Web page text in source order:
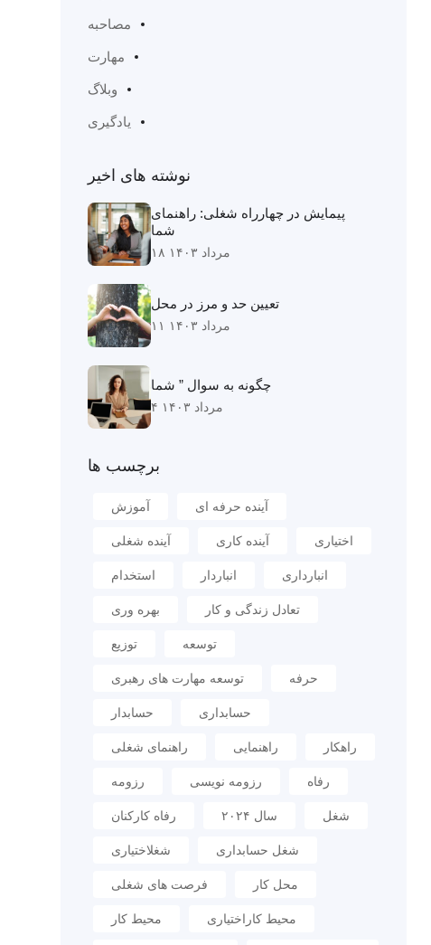
مصاحبه
مهارت
وبلاگ
یادگیری
نوشته های اخیر
پیمایش در چهارراه شغلی: راهنمای
شما
۱۸ مرداد ۱۴۰۳
تعیین حد و مرز در محل
۱۱ مرداد ۱۴۰۳
چگونه به سوال ” شما
۴ مرداد ۱۴۰۳
برچسب ها
آموزش آینده حرفه ای
آینده شغلی آینده کاری اختیاری
استخدام انباردار انبارداری
بهره وری تعادل زندگی و کار
توزیع توسعه
توسعه مهارت های رهبری حرفه
حسابدار حسابداری
راهنمای شغلی راهنمایی راهکار
رزومه رزومه نویسی رفاه
رفاه کارکنان سال ۲۰۲۴ شغل
شغلاختیاری شغل حسابداری
فرصت های شغلی محل کار
محیط کار محیط کاراختیاری